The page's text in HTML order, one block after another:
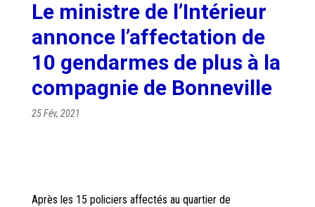
Le ministre de l’Intérieur
annonce l’affectation de
10 gendarmes de plus à la
compagnie de Bonneville
25 Fév, 2021
Après les 15 policiers affectés au quartier de